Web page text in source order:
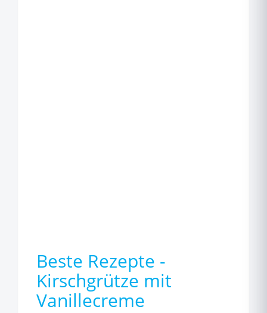
Beste Rezepte -
Kirschgrütze mit
Vanillecreme